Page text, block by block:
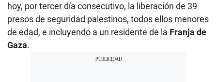
hoy, por tercer día consecutivo, la liberación de 39
presos de seguridad palestinos, todos ellos menores
de edad, e incluyendo a un residente de la Franja de
Gaza.